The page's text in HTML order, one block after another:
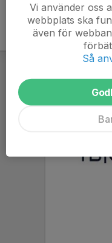
Vi använder oss
webbplats ska
även för
Så